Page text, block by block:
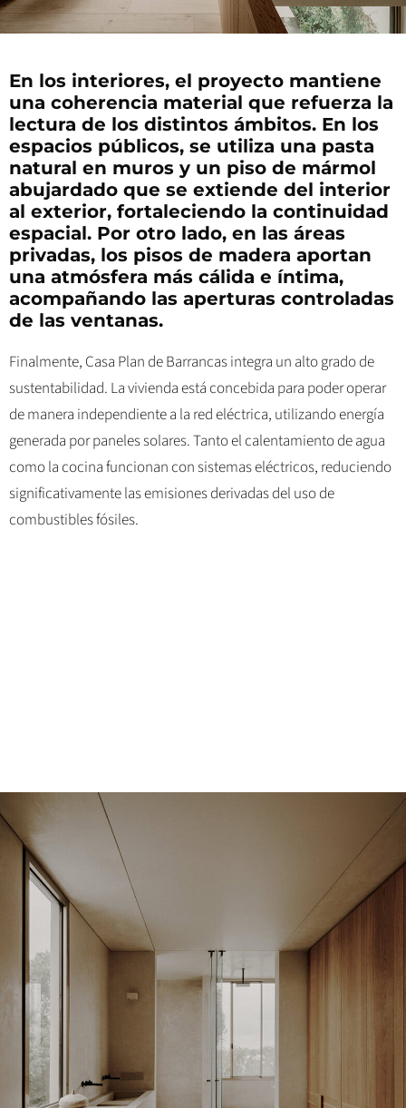
En los interiores, el proyecto mantiene
una coherencia material que refuerza la
lectura de los distintos ámbitos. En los
espacios públicos, se utiliza una pasta
natural en muros y un piso de mármol
abujardado que se extiende del interior
al exterior, fortaleciendo la continuidad
espacial. Por otro lado, en las áreas
privadas, los pisos de madera aportan
una atmósfera más cálida e íntima,
acompañando las aperturas controladas
de las ventanas.
Finalmente, Casa Plan de Barrancas integra un alto grado de
sustentabilidad. La vivienda está concebida para poder operar
de manera independiente a la red eléctrica, utilizando energía
generada por paneles solares. Tanto el calentamiento de agua
como la cocina funcionan con sistemas eléctricos, reduciendo
significativamente las emisiones derivadas del uso de
combustibles fósiles.